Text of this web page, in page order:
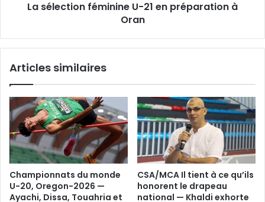
La sélection féminine U-21 en préparation à
Oran
Articles similaires
Championnats du monde
U-20, Oregon-2026 —
Ayachi, Dissa, Touahria et
CSA/MCA Il tient à ce qu’ils
honorent le drapeau
national — Khaldi exhorte